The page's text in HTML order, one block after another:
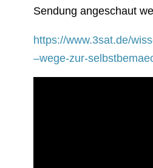
Sendung angeschaut
https://www.3sat.de/
–wege-zur-